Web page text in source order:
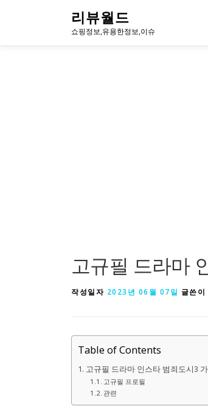
로
리뷰월드
쇼핑정보,유용한정보,이슈
고규필 드라마
작성일자 2023년 06월 07일 글쓴이
Table of Contents
고규필 드라마 인스타 범죄도시3
고규필 프로필
관련